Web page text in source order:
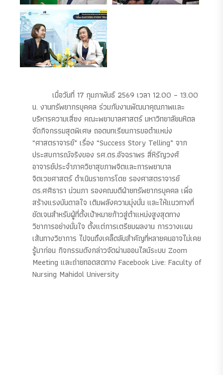
เมื่อวันที่ 17 กุมภาพันธ์ 2569 เวลา 12.00 – 13.00
น. งานทรัพยากรบุคคล ร่วมกับงานพัฒนาคุณภาพและ
บริหารความเสี่ยง คณะพยาบาลศาสตร์ มหาวิทยาลัยมหิดล
จัดกิจกรรมสุดพิเศษ ถอดบทเรียนการขอตำแหน่ง
“ศาสตราจารย์” เรื่อง “Success Story Telling” จาก
ประสบการณ์จริงของ รศ.ดร.อัจฉราพร สี่หิรัญวงศ์
อาจารย์ประจำภาควิชาสุขภาพจิตและการพยาบาล
จิตเวชศาสตร์ ดำเนินรายการโดย รองศาสตราจารย์
ดร.ศศิธารา น่วมภา รองคณบดีฝ่ายทรัพยากรบุคคล เพื่อ
สร้างแรงบันดาลใจ เติมพลังความมุ่งมั่น และให้แนวทางที่
ชัดเจนสำหรับผู้ที่ตั้งเป้าหมายก้าวสู่ตำแหน่งสูงสุดทาง
วิชาการอย่างมั่นใจ ตั้งแต่การเตรียมผลงาน การวางแผน
เส้นทางวิชาการ ไปจนถึงเคล็ดลับสำคัญที่หลายคนอาจไม่เคย
รู้มาก่อน กิจกรรมดังกล่าวจัดผ่านออนไลน์ระบบ Zoom
Meeting และถ่ายทอดสดทาง Facebook Live: Faculty of
Nursing Mahidol University